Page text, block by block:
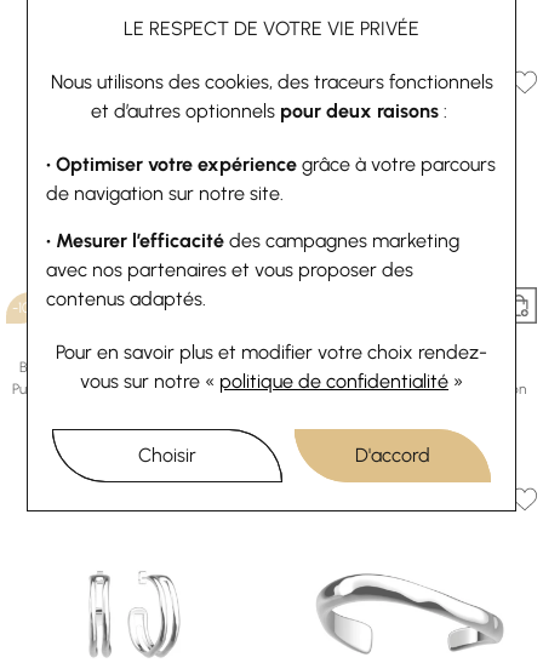
LE RESPECT DE VOTRE VIE PRIVÉE
Nous utilisons des cookies, des traceurs fonctionnels
et d’autres optionnels pour deux raisons :
• Optimiser votre expérience grâce à votre parcours
de navigation sur notre site.
• Mesurer l’efficacité des campagnes marketing
avec nos partenaires et vous proposer des
contenus adaptés.
Pour en savoir plus et modifier votre choix rendez-
vous sur notre « politique de confidentialité »
Choisir D'accord
73,80 €
Ou 4x 18.45€
-10%
Les Georgettes
Bracelet manchette Les Georgettes
Pure Organique en laiton finition dorée,
73,80 €82 €
Ou
18.45€sans frais
Les Georgettes
Georgettes Pure Organique en laiton
60,30 €67 €
Ou4x 15.08€sans frais